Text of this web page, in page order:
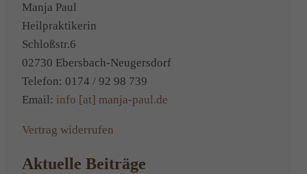
Manja Paul
Heilpraktikerin
Schloßstr.6
02730 Ebersbach-Neugersdorf
Telefon: 0174 / 92 98 739
Email: info [at] manja-paul.de
Vertrag widerrufen
Aktuelle Beiträge